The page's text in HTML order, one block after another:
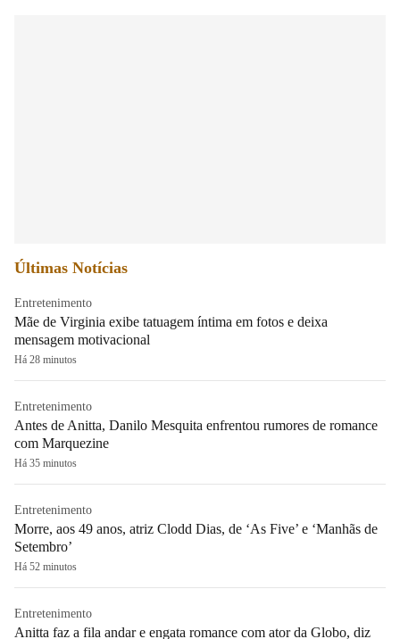
Últimas Notícias
Entretenimento
Mãe de Virginia exibe tatuagem íntima em fotos e deixa
mensagem motivacional
Há 28 minutos
Entretenimento
Antes de Anitta, Danilo Mesquita enfrentou rumores de romance
com Marquezine
Há 35 minutos
Entretenimento
Morre, aos 49 anos, atriz Clodd Dias, de ‘As Five’ e ‘Manhãs de
Setembro’
Há 52 minutos
Entretenimento
Anitta faz a fila andar e engata romance com ator da Globo, diz